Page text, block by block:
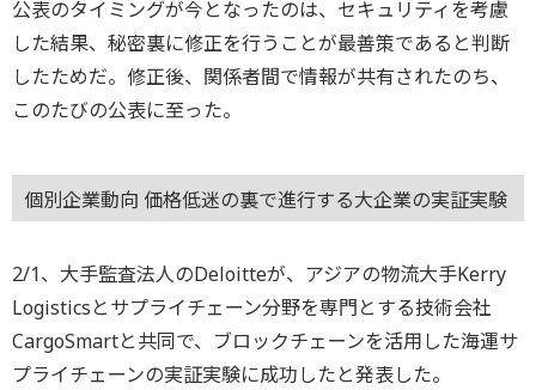
公表のタイミングが今となったのは、セキュリティを考慮
した結果、秘密裏に修正を行うことが最善策であると判断
したためだ。修正後、関係者間で情報が共有されたのち、
このたびの公表に至った。
個別企業動向 価格低迷の裏で進行する大企業の実証実験
2/1、大手監査法人のDeloitteが、アジアの物流大手Kerry
Logisticsとサプライチェーン分野を専門とする技術会社
CargoSmartと共同で、ブロックチェーンを活用した海運サ
プライチェーンの実証実験に成功したと発表した。